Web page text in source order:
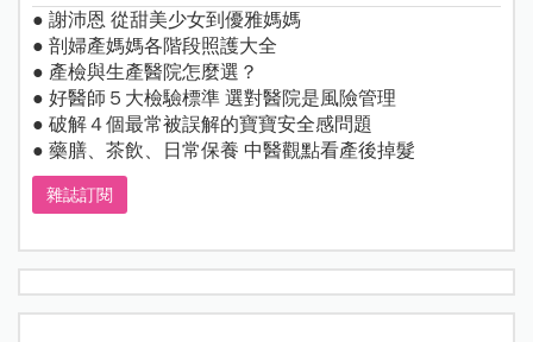
● 謝沛恩 從甜美少女到優雅媽媽
● 剖婦產媽媽各階段照護大全
● 產檢與生產醫院怎麼選？
● 好醫師５大檢驗標準 選對醫院是風險管理
● 破解４個最常被誤解的寶寶安全感問題
● 藥膳、茶飲、日常保養 中醫觀點看產後掉髮
雜誌訂閱